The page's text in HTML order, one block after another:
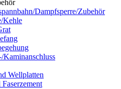
Dampfsperre/Zubehör
Kehle
Kaminanschluss
Wellplatten